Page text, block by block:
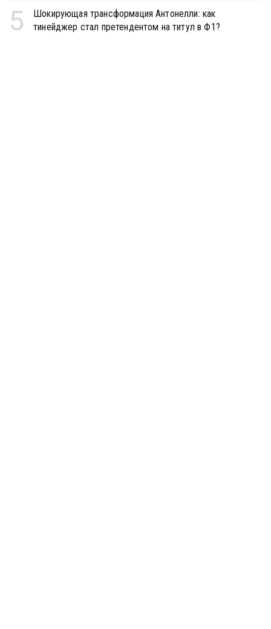
5
Шокирующая трансформация Антонелли: как
тинейджер стал претендентом на титул в Ф1?